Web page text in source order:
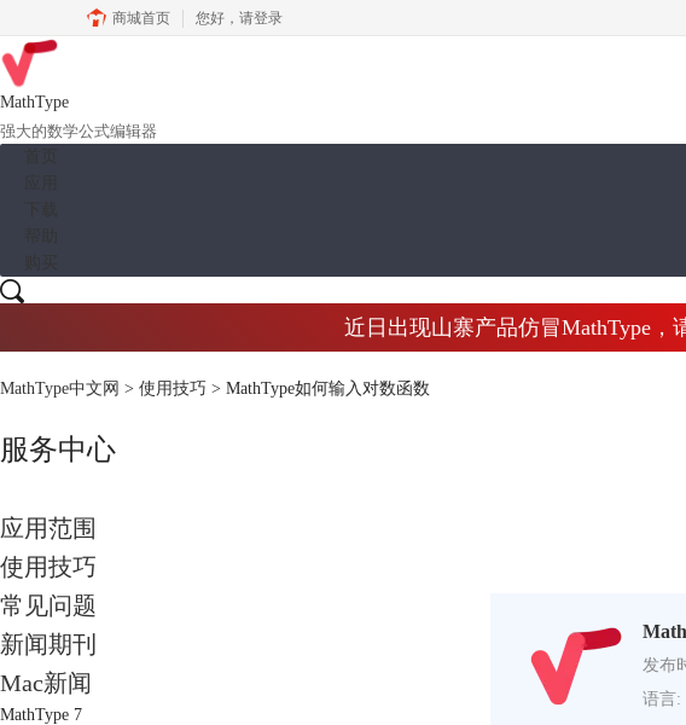
商城首页 您好， 请登录
MathType
强大的数学公式编辑器
近日出现山寨产品仿冒MathType，
MathType中文网 > 使用技巧 > MathType如何输入对数函数
服务中心
应用范围
使用技巧
常见问题
新闻期刊
Mac新闻
MathType 7
发布
语言: